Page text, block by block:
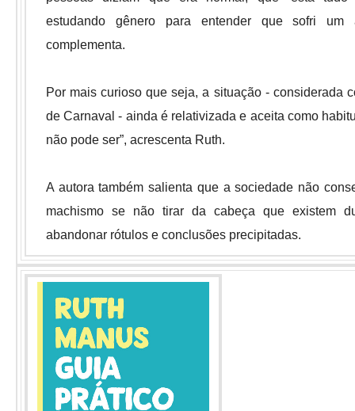
estudando gênero para entender que sofri um
complementa.
Por mais curioso que seja, a situação - considerada
de Carnaval - ainda é relativizada e aceita como
não pode ser”, acrescenta Ruth.
A autora também salienta que a sociedade não c
machismo se não tirar da cabeça que existem
abandonar rótulos e conclusões precipitadas.